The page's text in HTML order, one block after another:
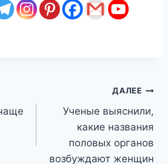
ДАЛЕЕ
Ученые выяснили,
какие названия
половых органов
возбуждают женщин